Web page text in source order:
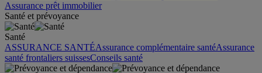
Assurance prêt immobilier
Santé et prévoyance
Santé
ASSURANCE SANTÉAssurance complémentaire santéAssurance
santé frontaliers suissesConseils santé